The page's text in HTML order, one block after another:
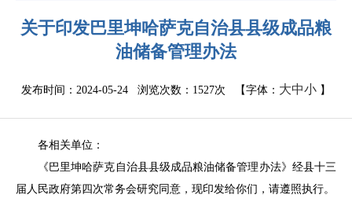
关于印发巴里坤哈萨克自治县县级成品粮
油储备管理办法
发布时间：2024-05-24 浏览次数： 1527次 【字体： 大中小 】
各相关单位 ：
《 巴里坤哈萨克自治县县级成品粮油储备管理办法》经县十三
届人民政府第四次常务会研究同意 ，现印发给你们，请遵照执行。